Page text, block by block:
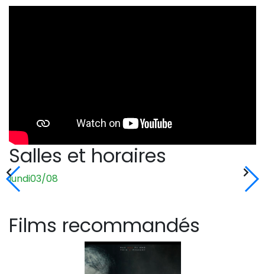
Salles et horaires
lundi03/08
Films recommandés